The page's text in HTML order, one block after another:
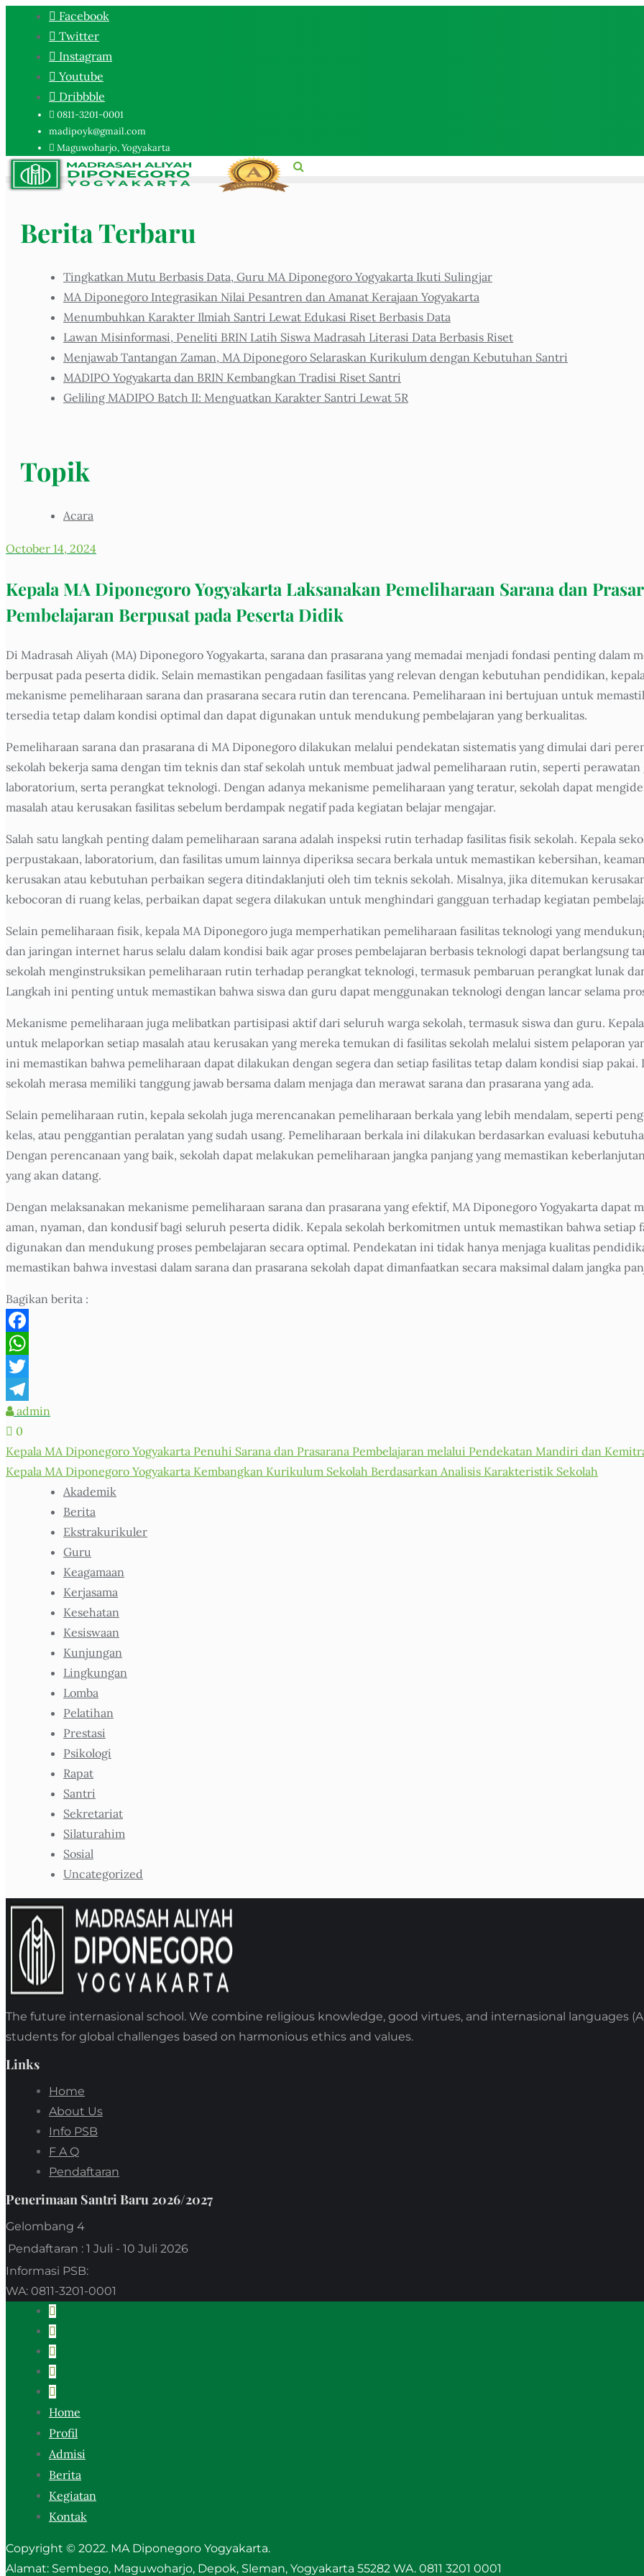
Facebook
Twitter
Instagram
Youtube
Dribbble
0811-3201-0001
madipoyk@gmail.com
Maguwoharjo, Yogyakarta
October 14, 2024
Kepala MA Diponegoro Yogyakarta Laksanakan Pemeliharaan Sarana dan
Pembelajaran Berpusat pada Peserta Didik
Di Madrasah Aliyah (MA) Diponegoro Yogyakarta, sarana dan prasarana yang memadai menjadi fondasi penting dalam
berpusat pada peserta didik. Selain memastikan pengadaan fasilitas yang relevan dengan kebutuhan pendidikan,
mekanisme pemeliharaan sarana dan prasarana secara rutin dan terencana. Pemeliharaan ini bertujuan untuk
tersedia tetap dalam kondisi optimal dan dapat digunakan untuk mendukung pembelajaran yang berkualitas.
Pemeliharaan sarana dan prasarana di MA Diponegoro dilakukan melalui pendekatan sistematis yang dimulai dari
sekolah bekerja sama dengan tim teknis dan staf sekolah untuk membuat jadwal pemeliharaan rutin, seperti perawatan
laboratorium, serta perangkat teknologi. Dengan adanya mekanisme pemeliharaan yang teratur, sekolah dapat
masalah atau kerusakan fasilitas sebelum berdampak negatif pada kegiatan belajar mengajar.
Salah satu langkah penting dalam pemeliharaan sarana adalah inspeksi rutin terhadap fasilitas fisik sekolah. Kepala
perpustakaan, laboratorium, dan fasilitas umum lainnya diperiksa secara berkala untuk memastikan kebersihan,
kerusakan atau kebutuhan perbaikan segera ditindaklanjuti oleh tim teknis sekolah. Misalnya, jika ditemukan
kebocoran di ruang kelas, perbaikan dapat segera dilakukan untuk menghindari gangguan terhadap kegiatan
Selain pemeliharaan fisik, kepala MA Diponegoro juga memperhatikan pemeliharaan fasilitas teknologi yang
dan jaringan internet harus selalu dalam kondisi baik agar proses pembelajaran berbasis teknologi dapat berlangsung
sekolah menginstruksikan pemeliharaan rutin terhadap perangkat teknologi, termasuk pembaruan perangkat lunak
Langkah ini penting untuk memastikan bahwa siswa dan guru dapat menggunakan teknologi dengan lancar selama
Mekanisme pemeliharaan juga melibatkan partisipasi aktif dari seluruh warga sekolah, termasuk siswa dan guru.
untuk melaporkan setiap masalah atau kerusakan yang mereka temukan di fasilitas sekolah melalui sistem pelaporan
ini memastikan bahwa pemeliharaan dapat dilakukan dengan segera dan setiap fasilitas tetap dalam kondisi siap
sekolah merasa memiliki tanggung jawab bersama dalam menjaga dan merawat sarana dan prasarana yang ada.
Selain pemeliharaan rutin, kepala sekolah juga merencanakan pemeliharaan berkala yang lebih mendalam, seperti
kelas, atau penggantian peralatan yang sudah usang. Pemeliharaan berkala ini dilakukan berdasarkan evaluasi
Dengan perencanaan yang baik, sekolah dapat melakukan pemeliharaan jangka panjang yang memastikan
yang akan datang.
Dengan melaksanakan mekanisme pemeliharaan sarana dan prasarana yang efektif, MA Diponegoro Yogyakarta dapat
aman, nyaman, dan kondusif bagi seluruh peserta didik. Kepala sekolah berkomitmen untuk memastikan bahwa setiap
digunakan dan mendukung proses pembelajaran secara optimal. Pendekatan ini tidak hanya menjaga kualitas
memastikan bahwa investasi dalam sarana dan prasarana sekolah dapat dimanfaatkan secara maksimal dalam jangka
Bagikan berita :
Facebook
WhatsApp
Twitter
Telegram
admin
0
Post
navigation
Kepala MA Diponegoro Yogyakarta Penuhi Sarana dan Prasarana Pembelajaran melalui Pendekatan Mandiri dan
Kepala MA Diponegoro Yogyakarta Kembangkan Kurikulum Sekolah Berdasarkan Analisis Karakteristik Sekolah
Berita Terbaru
Tingkatkan Mutu Berbasis Data, Guru MA Diponegoro Yogyakarta Ikuti Sulingjar
MA Diponegoro Integrasikan Nilai Pesantren dan Amanat Kerajaan Yogyakarta
Menumbuhkan Karakter Ilmiah Santri Lewat Edukasi Riset Berbasis Data
Lawan Misinformasi, Peneliti BRIN Latih Siswa Madrasah Literasi Data Berbasis Riset
Menjawab Tantangan Zaman, MA Diponegoro Selaraskan Kurikulum dengan Kebutuhan Santri
MADIPO Yogyakarta dan BRIN Kembangkan Tradisi Riset Santri
Geliling MADIPO Batch II: Menguatkan Karakter Santri Lewat 5R
Topik
Acara
Akademik
Berita
Ekstrakurikuler
Guru
Keagamaan
Kerjasama
Kesehatan
Kesiswaan
Kunjungan
Lingkungan
Lomba
Pelatihan
Prestasi
Psikologi
Rapat
Santri
Sekretariat
Silaturahim
Sosial
Uncategorized
The future internasional school. We combine religious knowledge, good virtues, and internasional languages
students for global challenges based on harmonious ethics and values.
Links
Home
About Us
Info PSB
F A Q
Pendaftaran
Penerimaan Santri Baru 2026/2027
Gelombang 4
Pendaftaran : 1 Juli - 10 Juli 2026
Informasi PSB:
WA: 0811-3201-0001
Home
Profil
Admisi
Berita
Kegiatan
Kontak
Copyright © 2022. MA Diponegoro Yogyakarta.
Alamat: Sembego, Maguwoharjo, Depok, Sleman, Yogyakarta 55282 WA. 0811 3201 0001